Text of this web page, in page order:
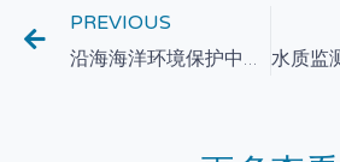
PREVIOUS
沿海海洋环境保护中的水质在线监测与探索研究